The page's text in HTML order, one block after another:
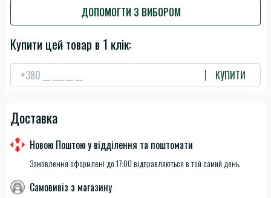
ДОПОМОГТИ З ВИБОРОМ
Купити цей товар в 1 клік:
КУПИТИ
Доставка
Новою Поштою у відділення та поштомати
Замовлення оформлені до 17:00 відправляються в той самий день.
Самовивіз з магазину